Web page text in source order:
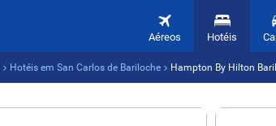
Aéreos Hotéis
Hotéis em San Carlos de Bariloche Hampton By Hilton